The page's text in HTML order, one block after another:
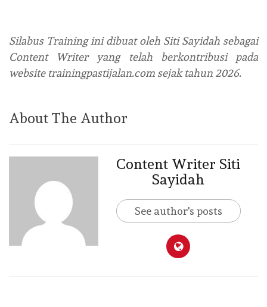
Silabus Training ini dibuat oleh Siti Sayidah sebagai
Content Writer yang telah berkontribusi pada
website trainingpastijalan.com sejak tahun 2026.
About The Author
Content Writer Siti
Sayidah
See author's posts